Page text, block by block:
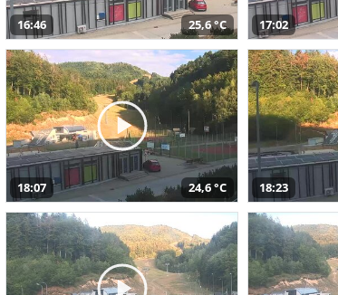
16:46 25,6 °C 17:02
18:07 24,6 °C 18:23